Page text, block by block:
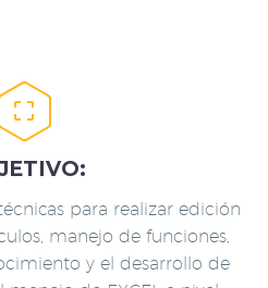


para realizar edición
manejo de funciones,
y el desarrollo de